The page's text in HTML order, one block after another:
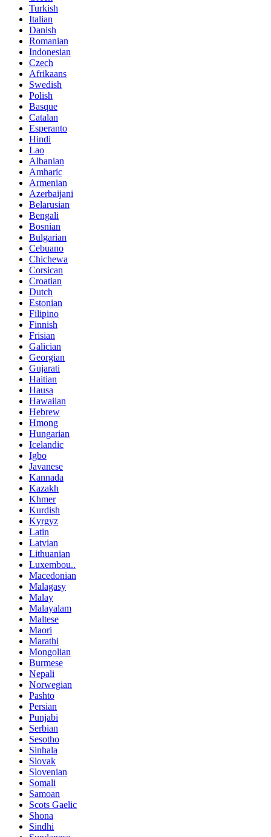
Turkish
Italian
Danish
Romanian
Indonesian
Czech
Afrikaans
Swedish
Polish
Basque
Catalan
Esperanto
Hindi
Lao
Albanian
Amharic
Armenian
Azerbaijani
Belarusian
Bengali
Bosnian
Bulgarian
Cebuano
Chichewa
Corsican
Croatian
Dutch
Estonian
Filipino
Finnish
Frisian
Galician
Georgian
Gujarati
Haitian
Hausa
Hawaiian
Hebrew
Hmong
Hungarian
Icelandic
Igbo
Javanese
Kannada
Kazakh
Khmer
Kurdish
Kyrgyz
Latin
Latvian
Lithuanian
Luxembou..
Macedonian
Malagasy
Malay
Malayalam
Maltese
Maori
Marathi
Mongolian
Burmese
Nepali
Norwegian
Pashto
Persian
Punjabi
Serbian
Sesotho
Sinhala
Slovak
Slovenian
Somali
Samoan
Scots Gaelic
Shona
Sindhi